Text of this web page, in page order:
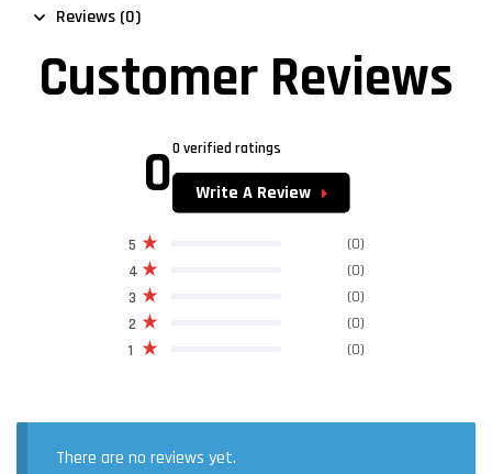
Reviews (0)
Customer Reviews
00 verified ratings
Write A Review
1 (0)
2 (0)
3 (0)
4 (0)
5 (0)
There are no reviews yet.